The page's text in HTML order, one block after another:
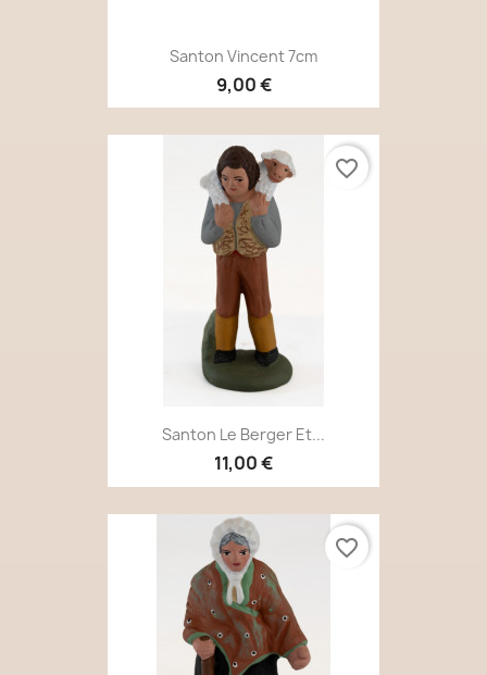
Santon Vincent 7cm
9,00 €
Santon Le Berger Et...
11,00 €
favorite_border
favorite_border